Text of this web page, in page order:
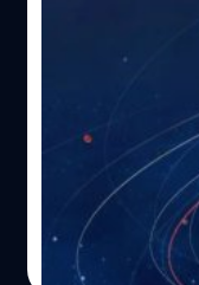
Qualcomm
Qualcomm ปล่อ
ในวันที่ 20 พฤษภา
โดยคาดว่า จะมีก
ได้แก่
ภควัต ขจิตวิชยานุกูล|
Read More